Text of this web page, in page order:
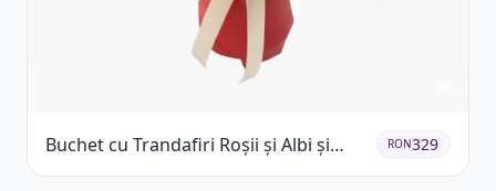
Buchet cu Trandafiri Roșii și Albi și
Gypsophila
RON329